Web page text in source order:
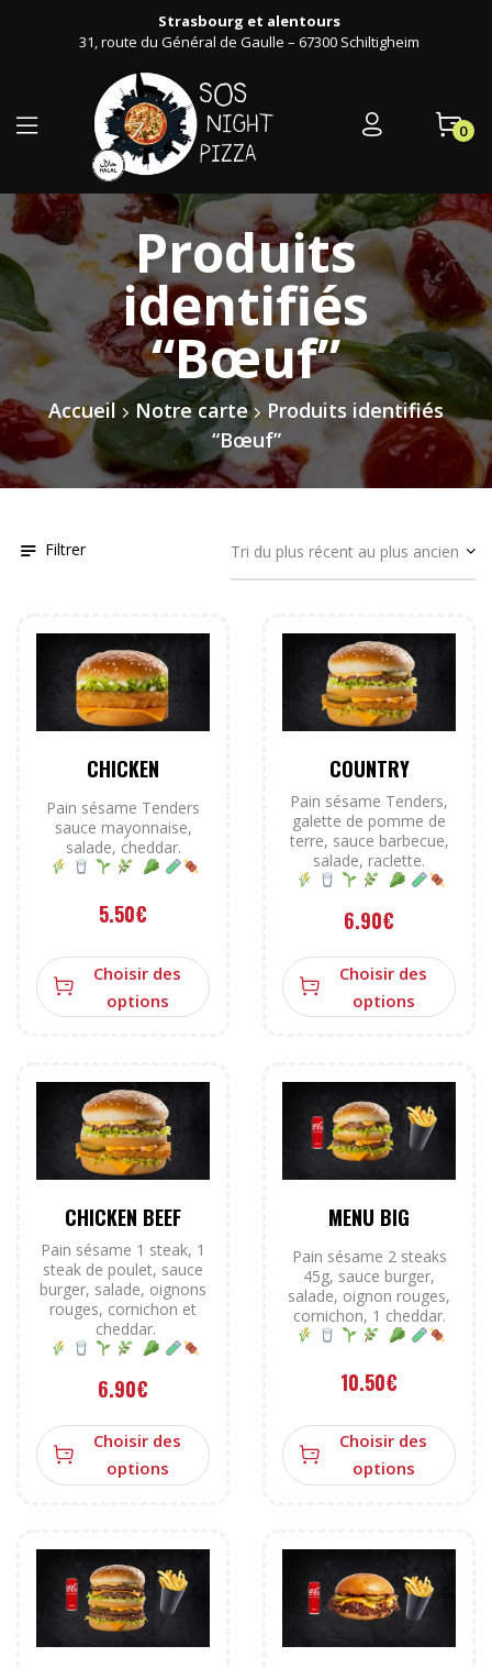
Strasbourg et alentours
31, route du Général de Gaulle – 67300 Schiltigheim
0
Produits
identifiés
“Bœuf”
Accueil Notre carte
Produits identifiés
“Bœuf”
Filtrer
CHICKEN
Pain sésame Tenders
sauce mayonnaise,
salade, cheddar.
5.50€
Choisir des
options
COUNTRY
Pain sésame Tenders,
galette de pomme de
terre, sauce barbecue,
salade, raclette.
6.90€
Choisir des
options
CHICKEN BEEF
Pain sésame 1 steak, 1
steak de poulet, sauce
burger, salade, oignons
rouges, cornichon et
cheddar.
6.90€
Choisir des
options
MENU BIG
Pain sésame 2 steaks
45g, sauce burger,
salade, oignon rouges,
cornichon, 1 cheddar.
10.50€
Choisir des
options